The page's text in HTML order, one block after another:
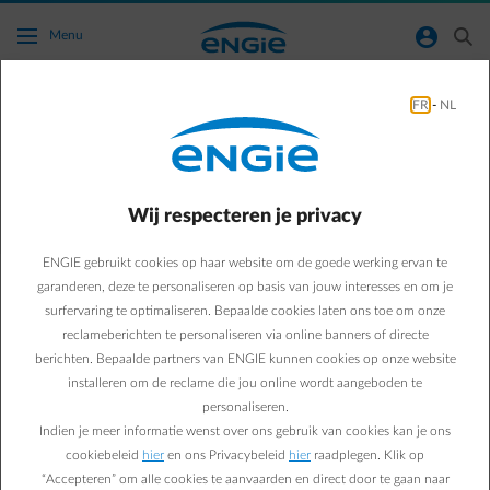
Ga naar de hoofdinhoud
Menu normal-account-circle search
Hoe kan ik mijn verbruik opvolgen en de
gegevens actueel houden?
arrow-left Terug naar contactpagina
Dat is heel eenvoudig:voer nieuwe manuele meterstanden in. We
zullen je verbruik updaten en krijg je het recentste inzicht in je
verbruik en kosten.
Heb je een digitale meter
? Naast manuele meterstanden, kan je
meer gedetailleerde gegevens in de app op
een automatische
Smart Live:Momenteel niet beschikbaar voor nieuwe
gebruikers.
Meetregime 3:voor het ogenblik enkel mogelijk
FR - NL
Wij respecteren je privacy
ENGIE gebruikt cookies op haar website om de goede werking ervan te
garanderen, deze te personaliseren op basis van jouw interesses en om je
surfervaring te optimaliseren. Bepaalde cookies laten ons toe om onze
reclameberichten te personaliseren via online banners of directe
berichten. Bepaalde partners van ENGIE kunnen cookies op onze website
installeren om de reclame die jou online wordt aangeboden te
personaliseren.
Indien je meer informatie wenst over ons gebruik van cookies kan je ons
cookiebeleid hier en ons Privacybeleid hier raadplegen. Klik op
“Accepteren” om alle cookies te aanvaarden en direct door te gaan naar